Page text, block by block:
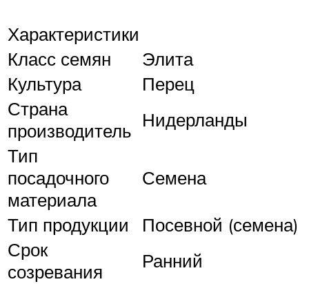
Характеристики
Класс семян
Элита
Культура
Перец
Страна
производитель Нидерланды
Тип
посадочного
материала
Семена
Тип продукции
Посевной (семена)
Срок
созревания
Ранний